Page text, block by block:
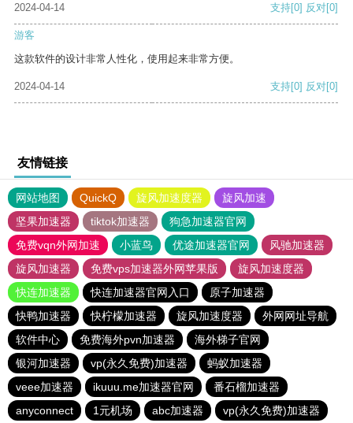
2024-04-14 支持[0] 反对[0]
游客
这款软件的设计非常人性化，使用起来非常方便。
2024-04-14 支持[0] 反对[0]
友情链接
网站地图 QuickQ 旋风加速度器
旋风加速
坚果加速器
tiktok加速器
狗急加速器官网
免费vqn外网加速
小蓝鸟 优途加速器官网
风驰加速器
旋风加速器
免费vps加速器外网苹果版
旋风加速度器
快连加速器
快连加速器官网入口
原子加速器
快鸭加速器
快柠檬加速器 旋风加速度器
外网网址导航
软件中心
免费海外pvn加速器
海外梯子官网
银河加速器
vp(永久免费)加速器
蚂蚁加速器
veee加速器
ikuuu.me加速器官网
番石榴加速器
anyconnect
1元机场 abc加速器 vp(永久免费)加速器